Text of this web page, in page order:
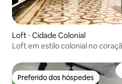
Loft ⋅ Cidade Colonial
Loft em estilo colonial no
Preferido dos hóspedes
Preferido dos hóspedes